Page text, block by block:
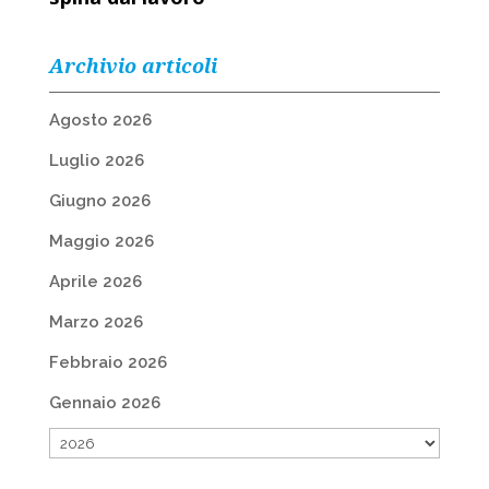
Archivio articoli
Agosto 2026
Luglio 2026
Giugno 2026
Maggio 2026
Aprile 2026
Marzo 2026
Febbraio 2026
Gennaio 2026